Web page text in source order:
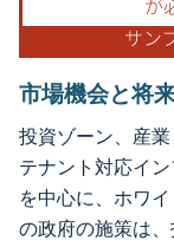
市場機会と将
投資ゾーン、産
テナント対応イ
を中心に、ホワ
の政府の施策は